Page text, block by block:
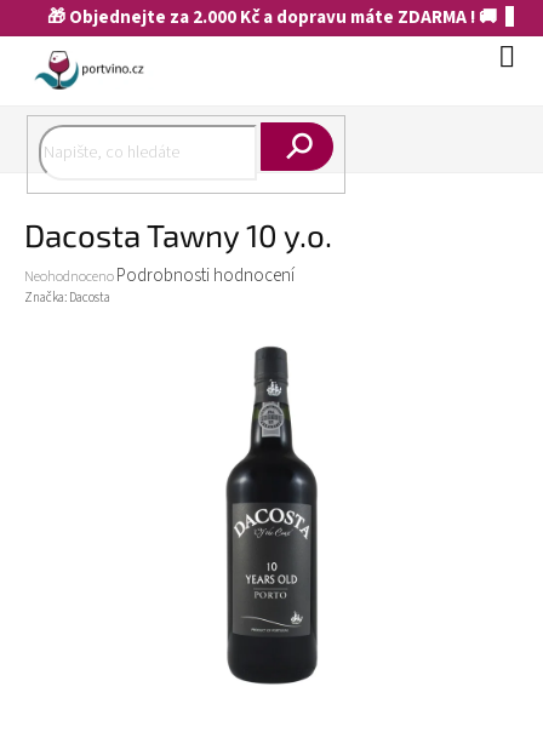
na
🎁 Objednejte za 2.000 Kč a dopravu máte ZDARMA ! 🚚
Dacosta Tawny 10 y.o.
Průměrné
hodnocení
NeohodnocenoPodrobnosti hodnocení
Značka: Dacosta